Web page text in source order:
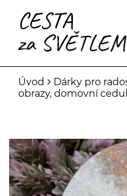
Úvod Dárky pro
obrazy, domovní